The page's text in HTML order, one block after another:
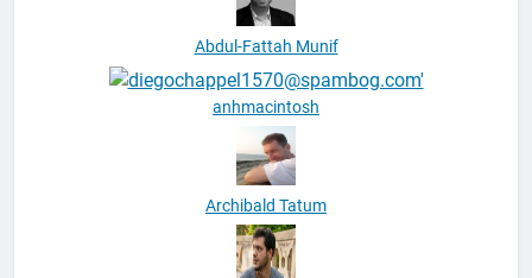
Abdul-Fattah Munif
anhmacintosh
Archibald Tatum